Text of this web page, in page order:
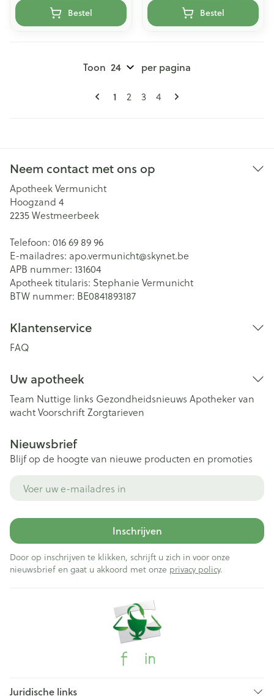
Bestel Bestel
Pagina's
U lees momenteel pagina
1 Pagina
2 Pagina
3 Pagina
4
Toon per pagina
Neem contact met ons op
Apotheek Vermunicht
Hoogzand 4
2235Westmeerbeek
Telefoon: 016 69 89 96
E-mailadres: apo.vermunicht@skynet.be
APB nummer: 131604
Apotheek titularis: Stephanie Vermunicht
BTW nummer: BE0841893187
Klantenservice
FAQ
Uw apotheek
Team Nuttige links Gezondheidsnieuws Apotheker van
wachtVoorschriftZorgtarieven
Nieuwsbrief
Blijf op de hoogte van nieuwe producten en promoties
Inschrijven
Door op inschrijven te klikken, schrijft u zich in voor onze
nieuwsbrief en gaat u akkoord met onze privacy policy.
Juridische links